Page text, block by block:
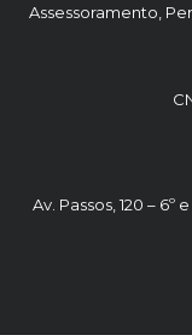
Assessoramento,
Av. Passos, 120 – 6º